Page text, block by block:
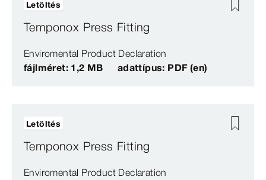
Temponox Press Fitting
Enviromental Product Declaration
fájlméret: 1,2 MB
adattípus: PDF (en)
Letöltés
Temponox Press Fitting
Enviromental Product Declaration
Letöltés